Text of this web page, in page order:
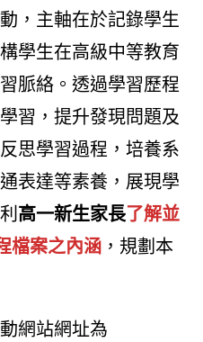
，主軸在於記錄學生
學生在高級中等教育
脈絡。透過學習歷程
習，提升發現問題及
思學習過程，培養系
表達等素養，展現學
高一新生家長了解並
檔案之內涵 ，規劃本
網站網址為